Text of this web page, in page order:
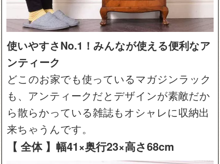
使いやすさNo.1！みんなが使える便利なア
ンティーク
どこのお家でも使っているマガジンラック
も、アンティークだとデザインが素敵だか
ら散らかっている雑誌もオシャレに収納出
来ちゃうんです。
【 全体 】幅41×奥行23×高さ68cm